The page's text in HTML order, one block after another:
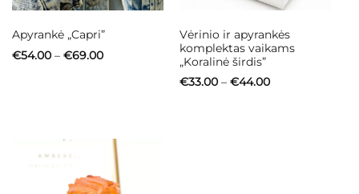
Apyrankė „Capri”
€54.00 – €69.00Price
Vėrinio ir apyrankės
komplektas vaikams
„Koralinė širdis”
€33.00 – €44.00Price